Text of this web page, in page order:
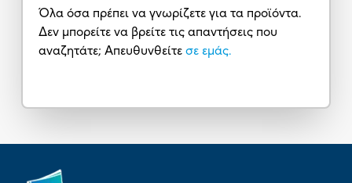
Όλα όσα πρέπει να γνωρίζετε για τα προϊόντα.
Δεν μπορείτε να βρείτε τις απαντήσεις που
αναζητάτε; Απευθυνθείτε σε εμάς.